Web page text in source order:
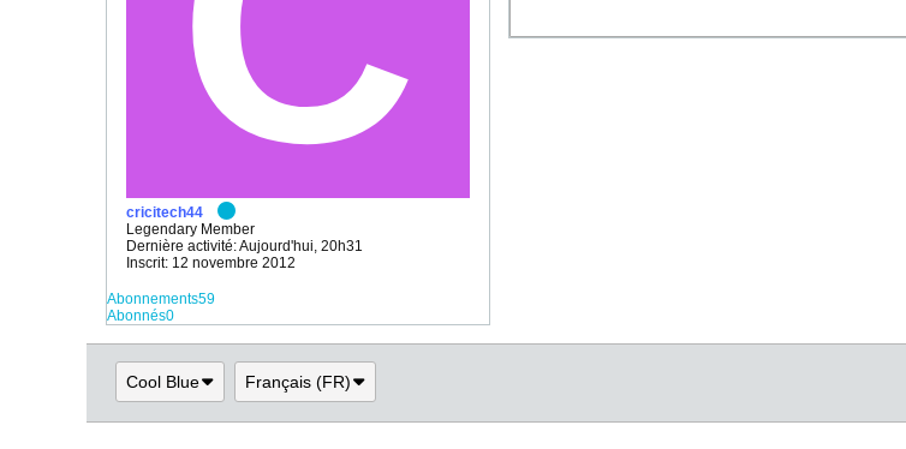
cricitech44
Legendary Member
Dernière activité: Aujourd'hui, 20h31
Inscrit: 12 novembre 2012
Abonnements59
Abonnés0
Cool Blue Français (FR)